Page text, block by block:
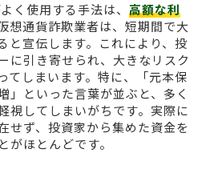
く使用する手法は、 高額な利
想通貨詐欺業者は、短期間で大
と宣伝します。これにより、投
に引き寄せられ、大きなリスク
てしまいます。特に、「元本保
」といった言葉が並ぶと、多く
視してしまいがちです。実際に
せず、投資家から集めた資金を
がほとんどです。